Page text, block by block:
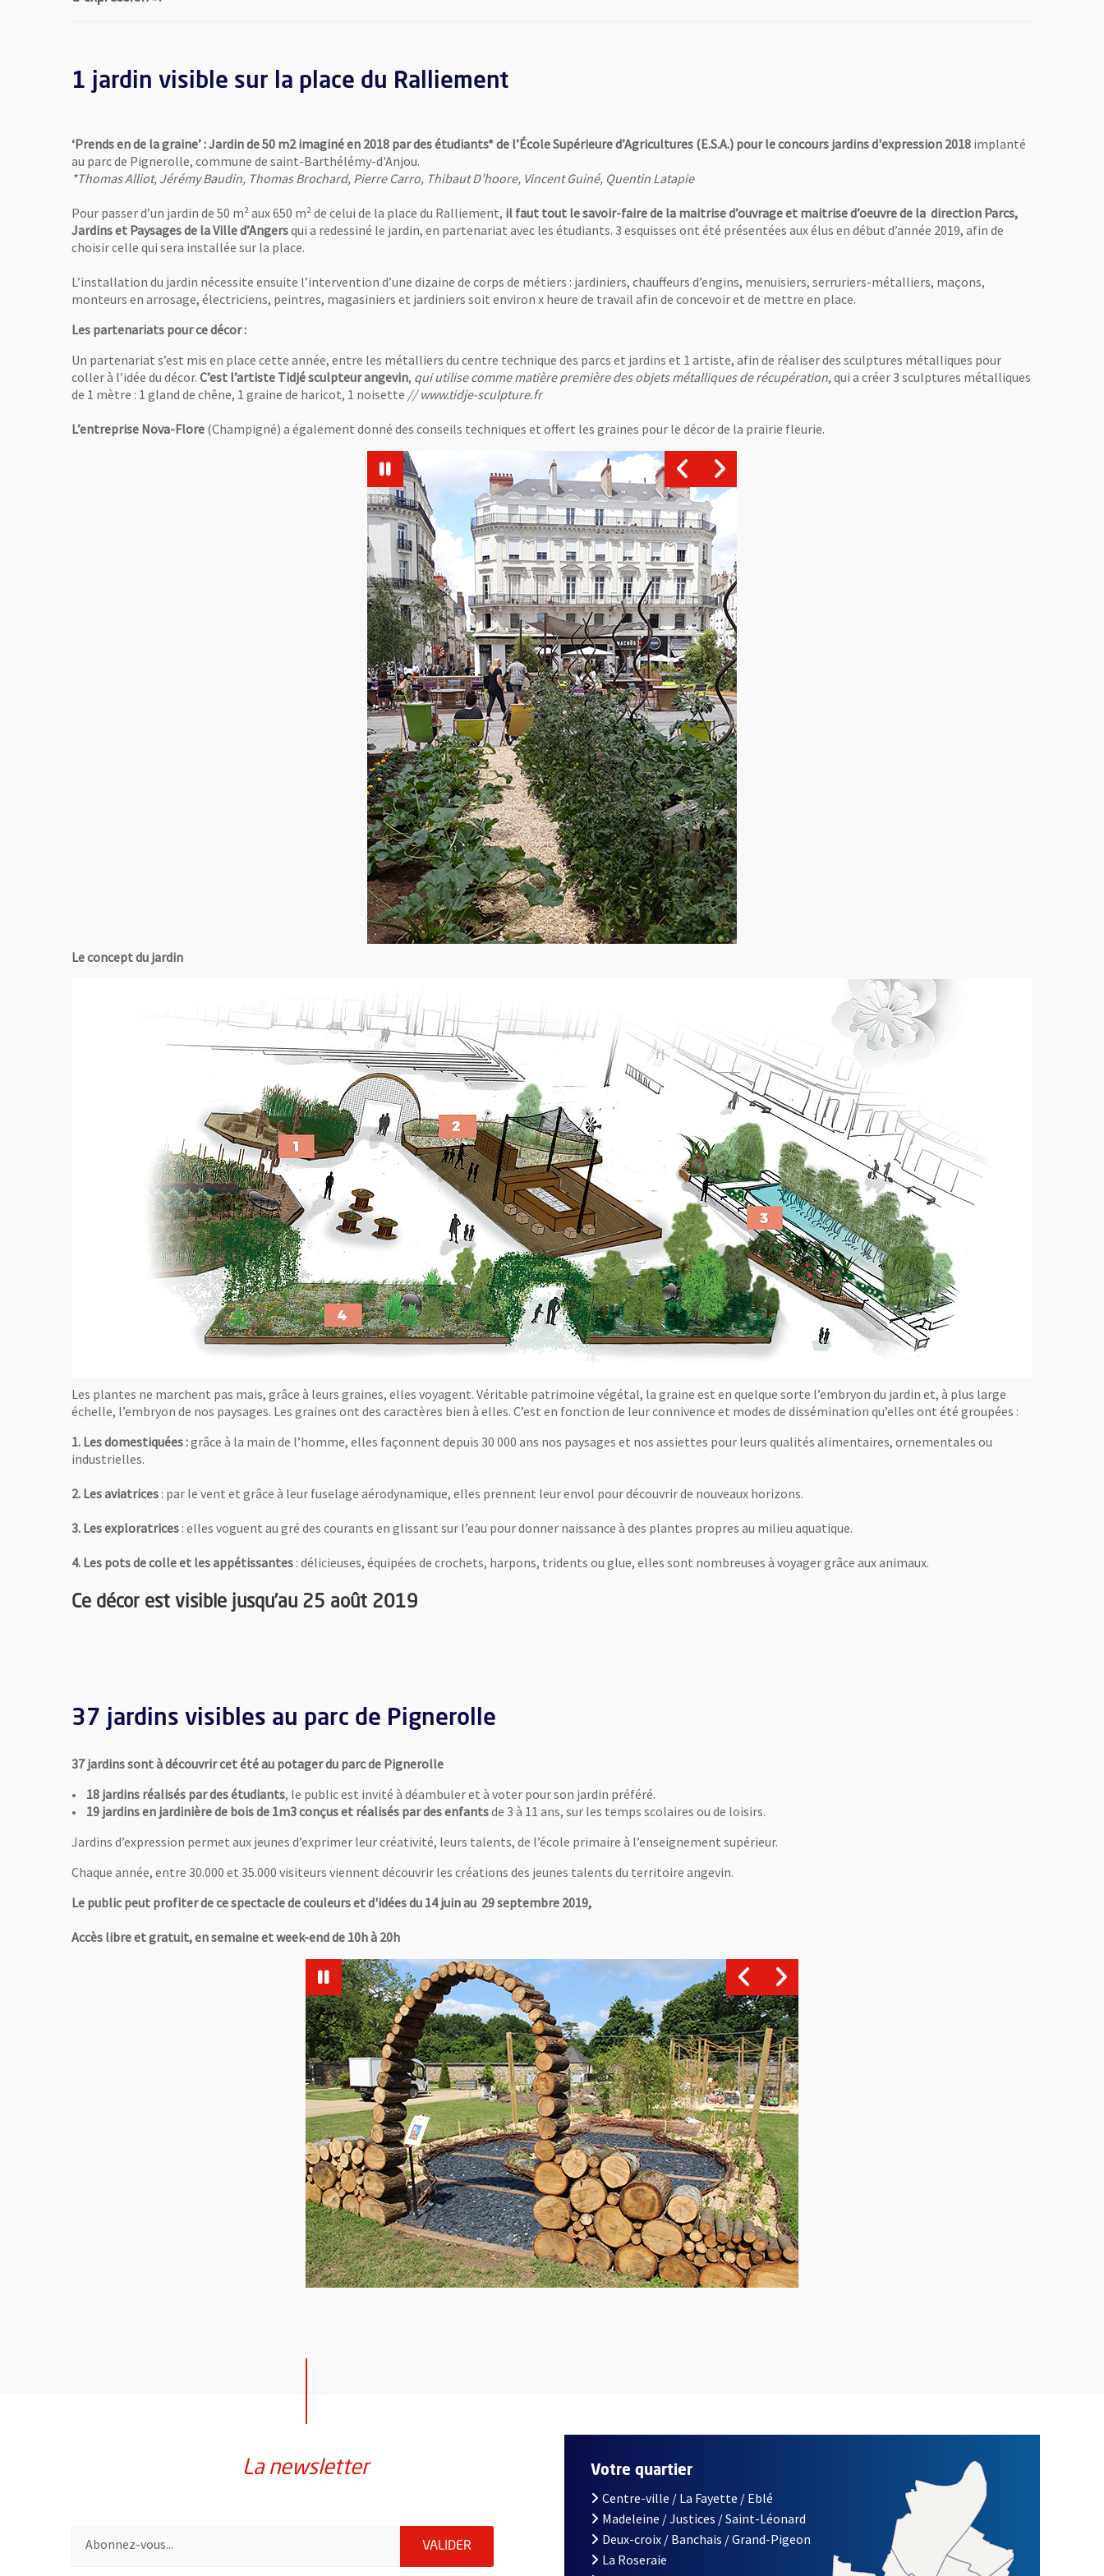
1 jardin visible sur la place du Ralliement
‘Prends en de la graine’ : Jardin de 50 m2 imaginé en 2018 par des étudiants* de l’École Supérieure d’Agricultures (E.S.A.) pour le concours jardins d'expression 2018 implanté
au parc de Pignerolle, commune de saint-Barthélémy-d'Anjou.
*Thomas Alliot, Jérémy Baudin, Thomas Brochard, Pierre Carro, Thibaut D’hoore, Vincent Guiné, Quentin Latapie
Pour passer d’un jardin de 50 m² aux 650 m² de celui de la place du Ralliement, il faut tout le savoir-faire de la maitrise d’ouvrage et maitrise d’oeuvre de la direction Parcs,
Jardins et Paysages de la Ville d’Angersqui a redessiné le jardin, en partenariat avec les étudiants. 3 esquisses ont été présentées aux élus en début d’année 2019, afin de
choisir celle qui sera installée sur la place.
L’installation du jardin nécessite ensuite l’intervention d’une dizaine de corps de métiers : jardiniers, chauffeurs d’engins, menuisiers, serruriers-métalliers, maçons,
monteurs en arrosage, électriciens, peintres, magasiniers et jardiniers soit environ x heure de travail afin de concevoir et de mettre en place.
Les partenariats pour ce décor :
Un partenariat s’est mis en place cette année, entre les métalliers du centre technique des parcs et jardins et 1 artiste, afin de réaliser des sculptures métalliques pour
coller à l’idée du décor. C’est l’artiste Tidjé sculpteur angevin, qui utilise comme matière première des objets métalliques de récupération, qui a créer 3 sculptures métalliques
de 1 mètre : 1 gland de chêne, 1 graine de haricot, 1 noisette // www.tidje-sculpture.fr
L’entreprise Nova-Flore (Champigné) a également donné des conseils techniques et offert les graines pour le décor de la prairie fleurie.
Le concept du jardin
Les plantes ne marchent pas mais, grâce à leurs graines, elles voyagent. Véritable patrimoine végétal, la graine est en quelque sorte l’embryon du jardin et, à plus large
échelle, l’embryon de nos paysages. Les graines ont des caractères bien à elles. C’est en fonction de leur connivence et modes de dissémination qu’elles ont été groupées :
1. Les domestiquées :grâce à la main de l’homme, elles façonnent depuis 30 000 ans nos paysages et nos assiettes pour leurs qualités alimentaires, ornementales ou
industrielles.
2. Les aviatrices : par le vent et grâce à leur fuselage aérodynamique, elles prennent leur envol pour découvrir de nouveaux horizons.
3. Les exploratrices : elles voguent au gré des courants en glissant sur l’eau pour donner naissance à des plantes propres au milieu aquatique.
4. Les pots de colle et les appétissantes : délicieuses, équipées de crochets, harpons, tridents ou glue, elles sont nombreuses à voyager grâce aux animaux.
Ce décor est visible jusqu’au 25 août 2019
37 jardins visibles au parc de Pignerolle
37 jardins sont à découvrir cet été au potager du parc de Pignerolle
• 18 jardins réalisés par des étudiants, le public est invité à déambuler et à voter pour son jardin préféré.
• 19 jardins en jardinière de bois de 1m3 conçus et réalisés par des enfantsde 3 à 11 ans, sur les temps scolaires ou de loisirs.
Jardins d’expression permet aux jeunes d’exprimer leur créativité, leurs talents, de l’école primaire à l’enseignement supérieur.
Chaque année, entre 30.000 et 35.000 visiteurs viennent découvrir les créations des jeunes talents du territoire angevin.
Le public peut profiter de ce spectacle de couleurs et d'idées du 14 juin au 29 septembre 2019,
Accès libre et gratuit, en semaine et week-end de 10h à 20h
La newsletter
Pour vous inscrire à la lettre d'information de la ville d'Angers, indiquez votre email (champ obligatoire)
VALIDER ENVOYER MA DEMANDE D'INSCRIPTION À LA LETTRE D'INFORMATION DE LA VILLE D'ANGERS
Votre quartier
Centre-ville / La Fayette / Eblé
Madeleine / Justices / Saint-Léonard
Deux-croix / Banchais / Grand-Pigeon
La Roseraie